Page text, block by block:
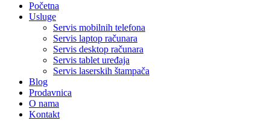
Početna
Usluge
Servis mobilnih telefona
Servis laptop računara
Servis desktop računara
Servis tablet uređaja
Servis laserskih štampača
Blog
Prodavnica
O nama
Kontakt